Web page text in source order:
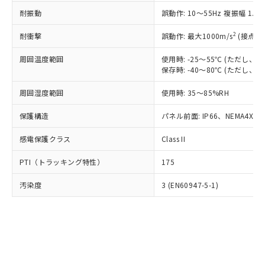
耐振動 誤動作: 10～55Hz 複振幅
耐衝撃 誤動作: 最大1000m/s2 (接点
周囲温度範囲
使用時: -25～55℃ (ただし、氷
保存時: -40～80℃ (ただし、氷
周囲湿度範囲 使用時: 35～85%RH
保護構造 パネル前面: IP66、NEMA4X,
感電保護クラス Class II
PTI（トラッキング特性） 175
汚染度 3 (EN60947-5-1)
正式な納期状況および標準価格はお客
様のお取引先、またはお客様担当のオ
ムロン制御機器販売店・当社販売員に
オムロン制御機器販売店や当社販売拠
販売ネットワーク
」をご確認
在庫状況および標準価格結果を当社の
示しないようお願いします。
マイパーツ機能（部品リスト作成サー
ビス）をご利用いただくには、I-Web
メンバーズにご登録されている必要が
お客様が当ウェブサイト上で当社にご
登録された部品リストについて、当社
ルベンジル（BBP） 1000ppm以下、フタル酸ジブチル
（DBP） 1000ppm以下、フタル酸ジイソブチル
但し、RoHS指令で産業用監視および制御機器に対する
フタル酸エステル類の４物質については閾値を超える意
図的な使用がないことを確認しています。
部品在庫の切り替え状況などにより、予定
月が前後することがあります。
※3 非含有証明書ダウンロード
DBP(フタル酸ジブチル) : 1000ppm、 DIBP(フタル酸ジ
イソブチル) : 1000ppm、 BBP(フタル酸ブチルベンジ
「ｅ」：有害物質（10物質）のすべてが基
準値以下であることを示します。
「10」：通常の使用状況下において有害物
質が外部に漏えいし、環境に深刻な影響を
及ぼさない年数を意味します。
「－」：未確認です。当社販売部門へお問
全に破砕するなど、違法に輸出されな
いよう必要な手段を講じます。
当社は貴社製品を、核兵器、ミサイ
ル、化学兵器、生物兵器またはその他
武器並びにこれらの製造装置等に一切
当社は、貴社製品を第三者に販売する
場合は、上記1、2および3の内容を当
該第三者に通知します。また当社は、
販売先および販売に係わる関係者が違
法に輸出するおそれがある場合は、取
－
在庫なし(最新の在庫状況につ
いては、お客様のお取引先、ま
たはお客様担当のオムロン制御
機器販売店・当社販売員にご確
空
受注生産機種、また在庫状況の
情報を公開していない機種